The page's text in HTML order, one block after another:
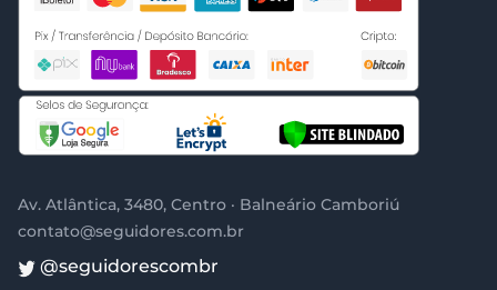
Av. Atlântica, 3480, Centro · Balneário Camboriú
contato@seguidores.com.br
@seguidorescombr